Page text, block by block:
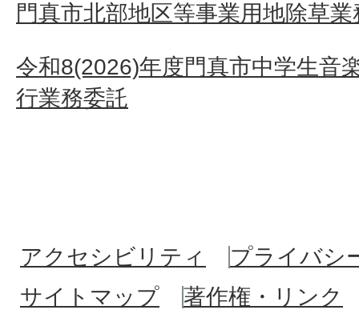
門真市北部地区等事業用地除草業
令和8(2026)年度門真市中学生音
行業務委託
アクセシビリティ
プライバシ
サイトマップ
著作権・リンク